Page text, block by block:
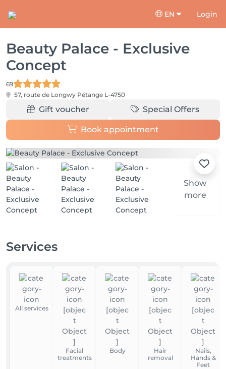
EN Login
Beauty Palace - Exclusive
Concept
69
57, route de Longwy Pétange L-4750
Gift voucher Special Offers
Book appointment
Show
more
Services
All services
Facial
treatments
Body
Hair
removal
Nails,
Hands &
Feet